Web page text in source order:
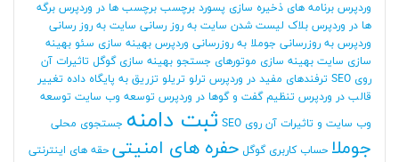
وردپرس برنامه های ذخیره سازی پسورد برچسب برچسب ها در وردپرس برگه
ها در وردپرس بلاک لیست شدن سایت به روز رسانی سایت به روز رسانی
وردپرس به روزرسانی جوملا به روزرسانی وردپرس بهینه سازی سئو بهینه
سازی سایت بهینه سازی موتورهای جستجو بهینه سازی گوگل تاثیرات آن
روی SEO
ترفندهای مفید در وردپرس ترلو تریلو تزریق به پایگاه داده تغییر
قالب در وردپرس تنظیم گفت و گوها در وردپرس توسعه وب سایت توسعه
وب سایت و تاثیرات آن روی SEO
ثبت دامنه جستجوی محلی
جوملا حساب کاربری گوگل حفره های امنیتی حقه های اینترنتی